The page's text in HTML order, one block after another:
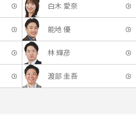
白木 愛奈
能地 優
林 輝彦
渡部 圭吾